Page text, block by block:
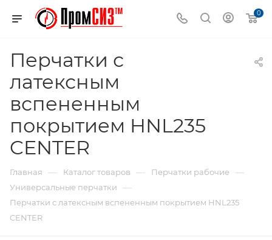
0
Перчатки с
латексным
вспененным
покрытием HNL235
CENTER
Главная — Каталог товаров — Перчатки рабочие —
Универсальные перчатки —
Перчатки с латексным вспененным покрытием HNL235
CENTER